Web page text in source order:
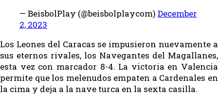
— BeisbolPlay (@beisbolplaycom) December
2, 2023
Los Leones del Caracas se impusieron nuevamente a
sus eternos rivales, los Navegantes del Magallanes,
esta vez con marcador 8-4. La victoria en Valencia
permite que los melenudos empaten a Cardenales en
la cima y deja a la nave turca en la sexta casilla.